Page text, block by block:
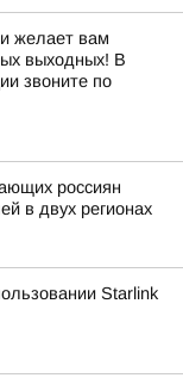
желает вам
выходных! В
звоните по
россиян
в двух регионах
Starlink